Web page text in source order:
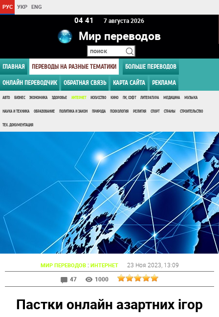
РУС УКР ENG
04:41 7 августа 2026
Мир переводов
ГЛАВНАЯ ПЕРЕВОДЫ НА РАЗНЫЕ ТЕМАТИКИ БОЛЬШЕ ПЕРЕВОДОВ
ОНЛАЙН ПЕРЕВОДЧИК ОБРАТНАЯ СВЯЗЬ КАРТА САЙТА РЕКЛАМА
АВТО БИЗНЕС ЭКОНОМИКА ЗДОРОВЬЕ ИНТЕРНЕТ ИСКУССТВО КИНО ПК, СОФТ ЛИТЕРАТУРА МЕДИЦИНА МУЗЫКА
НАУКА И ТЕХНИКА ОБРАЗОВАНИЕ ПОЛИТИКА И ЗАКОН ПРИРОДА ПСИХОЛОГИЯ РЕЛИГИЯ СПОРТ СТРАНЫ СТРОИТЕЛЬСТВО
ТЕХ. ДОКУМЕНТАЦИЯ
МИР ПЕРЕВОДОВ: ИНТЕРНЕТ 23 Ноя 2023 , 13:09
47
1000
Пастки онлайн азартних ігор